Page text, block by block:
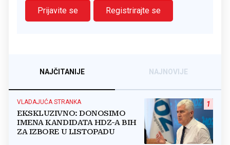
Prijavite se
Registrirajte se
NAJČITANIJE NAJNOVIJE
1
VLADAJUĆA STRANKA
EKSKLUZIVNO: DONOSIMO
IMENA KANDIDATA HDZ-A BIH
ZA IZBORE U LISTOPADU